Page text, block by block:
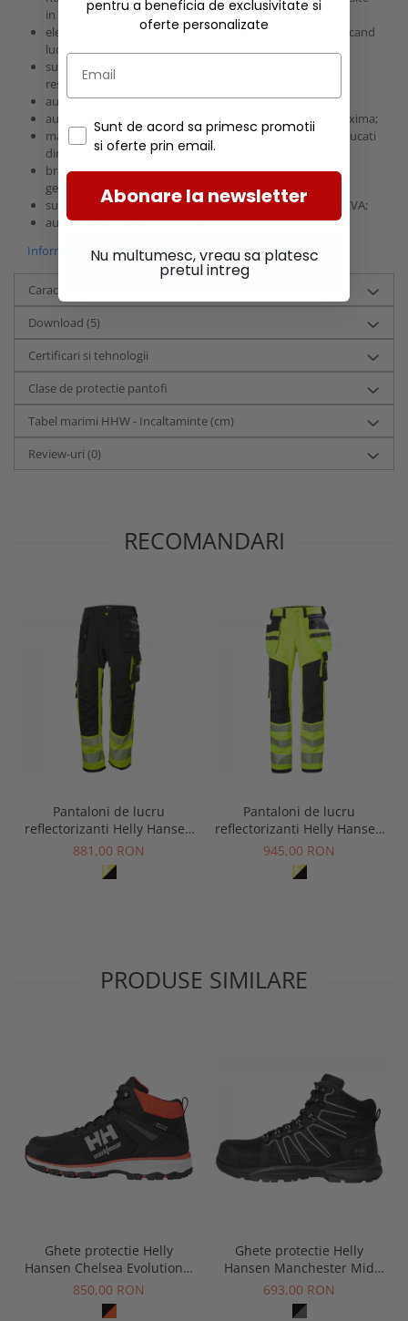
in cazurile in care metalele sunt detectate de sisteme;
elementele reflectorizante te mentin in siguranta atunci cand
lucrezi in conditii de luminozitate scazuta;
sunt dotate cu captuseala din plasa ce permite pielii sa
respire, cu gestionare de umiditate;
au bombeu de protectie din compozit;
au lamela antiperforatie nemetalica pentru protectie maxima;
materialul superior din poliester rezistent la rupere are bucati
din microfibra;
branturile din PU cu celula deschisa sunt usoare si
gestioneaza in mod eficient umezeala;
sunt dotate cu lamela de amortizare usoara din spuma EVA;
au talpa din cauciucHELLYGRIP.
Informatii conformitate produs
Caracteristici
Download (5)
Certificari si tehnologii
Clase de protectie pantofi
Tabel marimi HHW - Incaltaminte (cm)
Review-uri (0)
RECOMANDARI
Pantaloni de lucru
reflectorizanti Helly Hansen
ICU Construction CL1
881,00 RON
Pantaloni de lucru
reflectorizanti Helly Hansen
ICU Construction CL2
945,00 RON
PRODUSE SIMILARE
Ghete protectie Helly
Hansen Chelsea Evolution 2
Mid HT Soft Toe, O2, HRO,
SRC, ESD
850,00 RON
Ghete protectie Helly
Hansen Manchester Mid
S3S
693,00 RON
pentru a beneficia de exclusivitate si
oferte personalizate
Sunt de acord sa primesc promotii
si oferte prin email.
Abonare la newsletter
Nu multumesc, vreau sa platesc
pretul intreg